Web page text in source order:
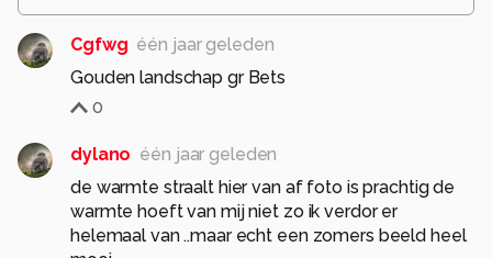
Cgfwg één jaar geleden
Gouden landschap gr Bets
0
dylano één jaar geleden
de warmte straalt hier van af foto is prachtig de
warmte hoeft van mij niet zo ik verdor er
helemaal van ..maar echt een zomers beeld heel